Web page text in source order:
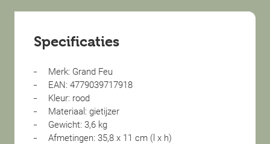
Specificaties
Merk: Grand Feu
EAN: 4779039717918
Kleur: rood
Materiaal: gietijzer
Gewicht: 3,6 kg
Afmetingen: 35,8 x 11 cm (l x h)